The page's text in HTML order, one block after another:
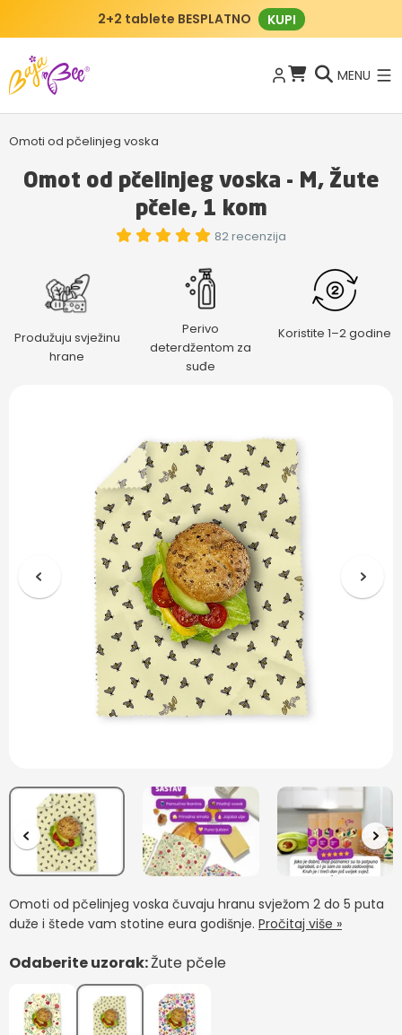
2+2 tablete BESPLATNO KUPI
MENU
Omoti od pčelinjeg voska
Omot od pčelinjeg voska - M, Žute
pčele, 1 kom
82 recenzija
Produžuju svježinu
hrane
Perivo
deterdžentom za
suđe
Koristite 1–2 godine
Omoti od pčelinjeg voska čuvaju hranu svježom 2 do 5 puta
duže i štede vam stotine eura godišnje. Pročitaj više »
Odaberite uzorak:Žute pčele